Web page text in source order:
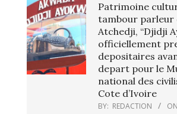
Patrimoine
tambour parleur
Atchedji, “Djidji
officiellement
depositaires
depart pour le
national des
Cote d’Ivoire
BY: REDACTION